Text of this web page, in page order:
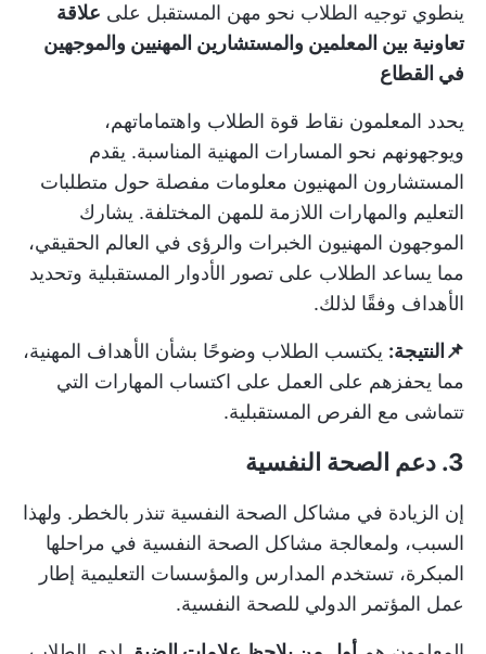
ينطوي توجيه الطلاب نحو مهن المستقبل على علاقة
تعاونية بين المعلمين والمستشارين المهنيين والموجهين
في القطاع
يحدد المعلمون نقاط قوة الطلاب واهتماماتهم،
ويوجهونهم نحو المسارات المهنية المناسبة. يقدم
المستشارون المهنيون معلومات مفصلة حول متطلبات
التعليم والمهارات اللازمة للمهن المختلفة. يشارك
الموجهون المهنيون الخبرات والرؤى في العالم الحقيقي،
مما يساعد الطلاب على تصور الأدوار المستقبلية وتحديد
الأهداف وفقًا لذلك.
📌النتيجة: يكتسب الطلاب وضوحًا بشأن الأهداف المهنية،
مما يحفزهم على العمل على اكتساب المهارات التي
تتماشى مع الفرص المستقبلية.
3. دعم الصحة النفسية
إن الزيادة في مشاكل الصحة النفسية تنذر بالخطر. ولهذا
السبب، ولمعالجة مشاكل الصحة النفسية في مراحلها
المبكرة، تستخدم المدارس والمؤسسات التعليمية إطار
عمل المؤتمر الدولي للصحة النفسية.